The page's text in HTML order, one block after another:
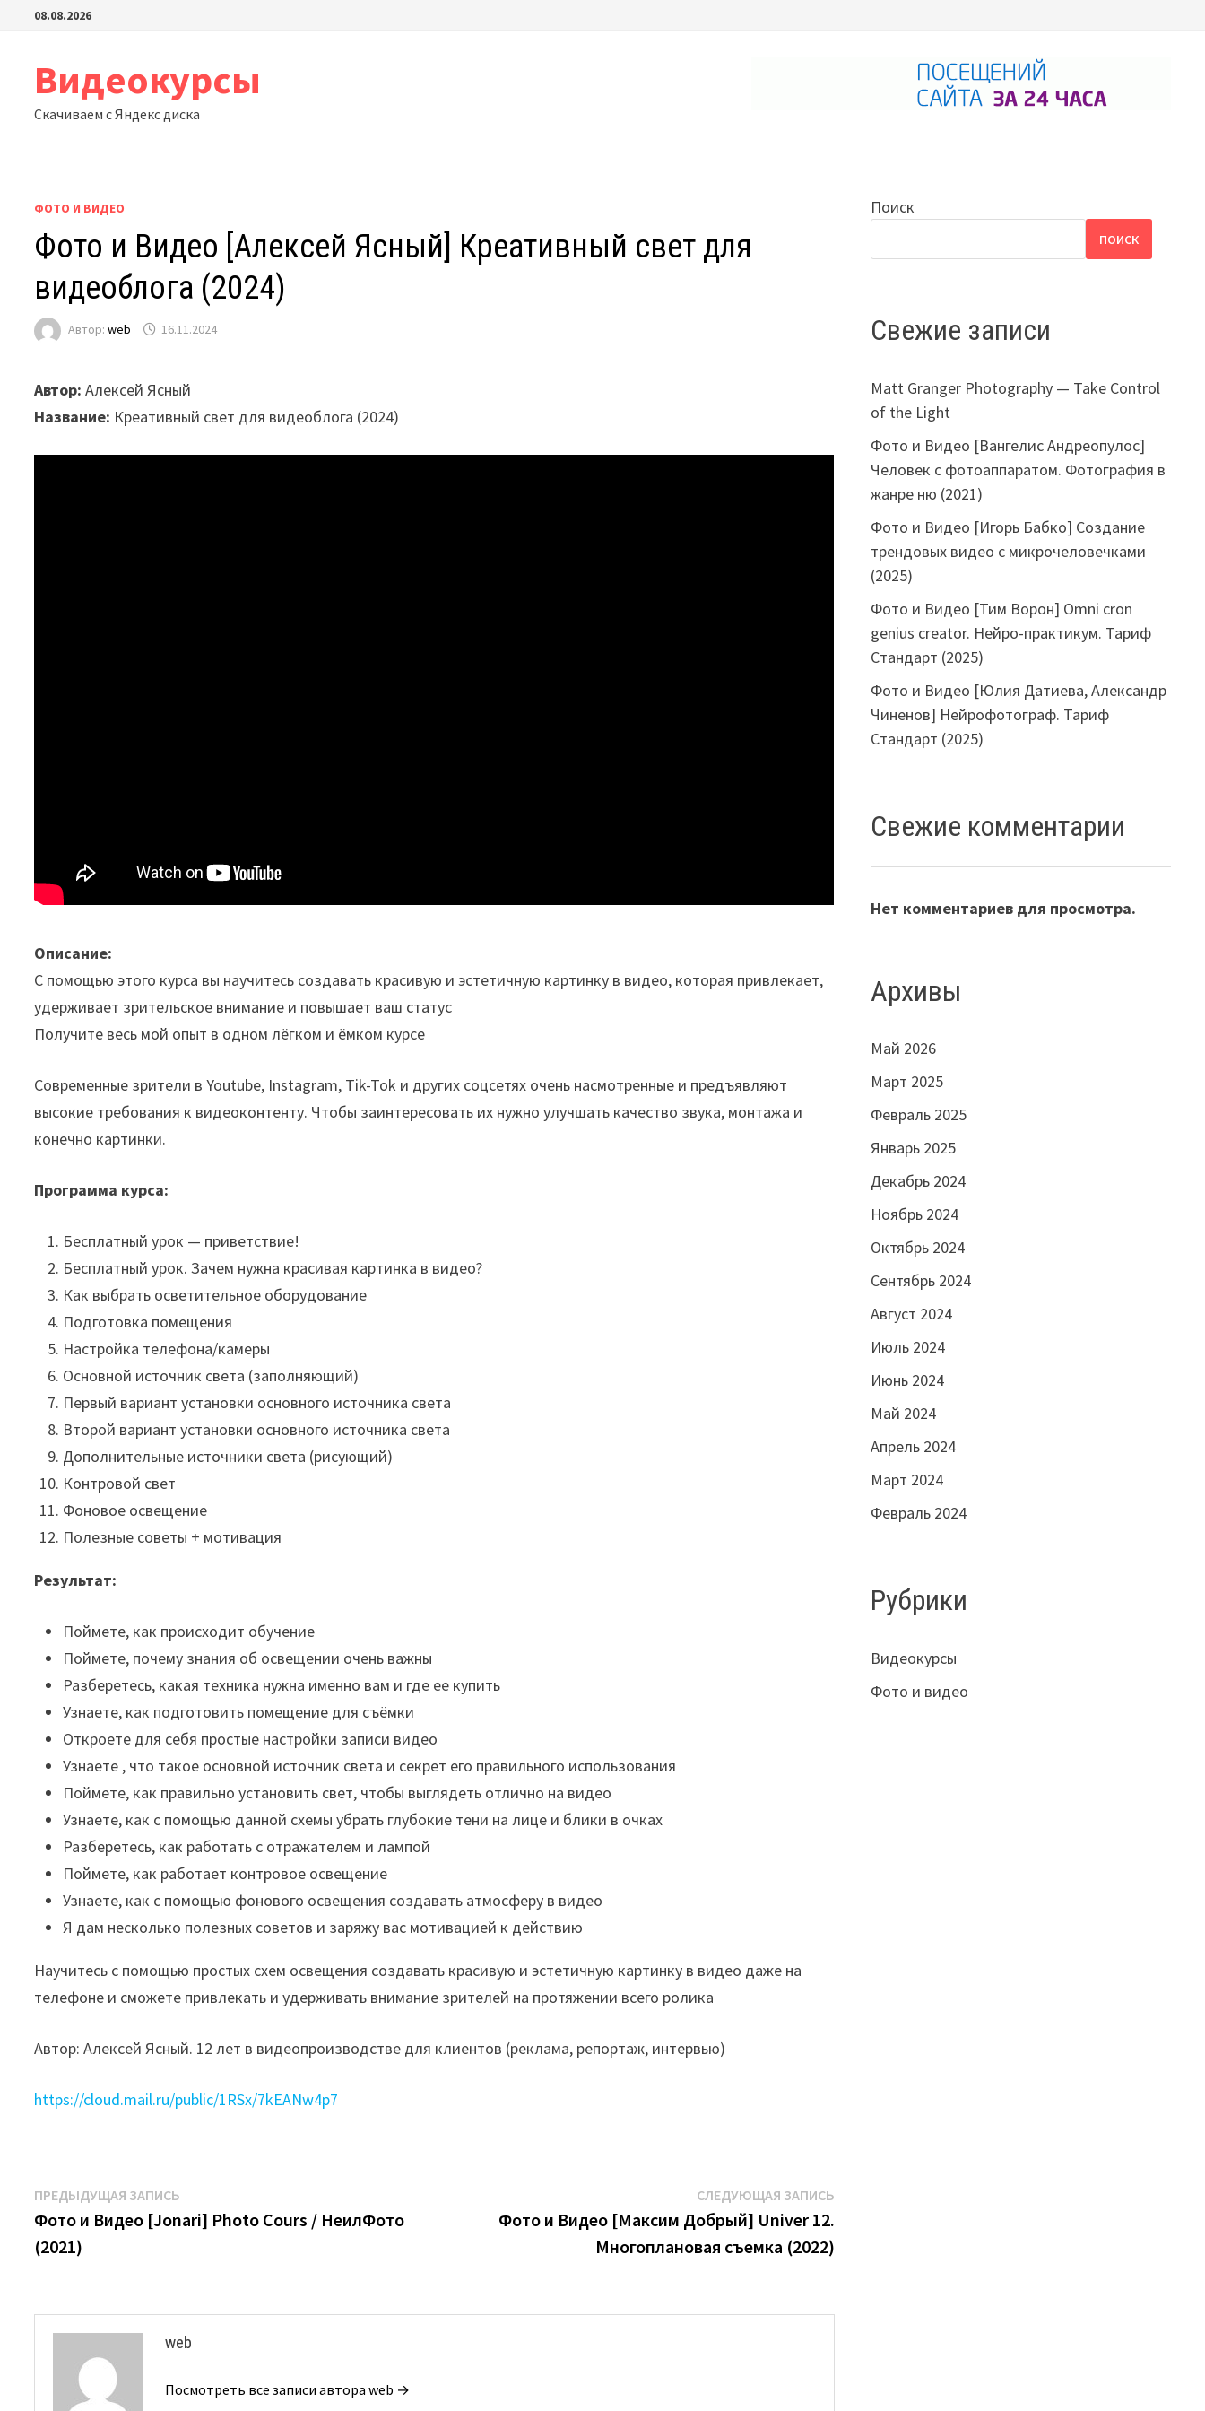
Перейти08.08.2026
Видеокурсы
Скачиваем с Яндекс диска
ФОТО И ВИДЕО
Фото и Видео [Алексей Ясный] Креативный свет для
видеоблога (2024)
Автор:web 16.11.2024
Автор: Алексей Ясный
Название: Креативный свет для видеоблога (2024)
Описание:
С помощью этого курса вы научитесь создавать красивую и эстетичную картинку в видео, которая привлекает,
удерживает зрительское внимание и повышает ваш статус
Получите весь мой опыт в одном лёгком и ёмком курсе
Современные зрители в Youtube, Instagram, Tik-Tok и других соцсетях очень насмотренные и предъявляют
высокие требования к видеоконтенту. Чтобы заинтересовать их нужно улучшать качество звука, монтажа и
конечно картинки.
Программа курса:
Бесплатный урок — приветствие!
Бесплатный урок. Зачем нужна красивая картинка в видео?
Как выбрать осветительное оборудование
Подготовка помещения
Настройка телефона/камеры
Основной источник света (заполняющий)
Первый вариант установки основного источника света
Второй вариант установки основного источника света
Дополнительные источники света (рисующий)
Контровой свет
Фоновое освещение
Полезные советы + мотивация
Результат:
Поймете, как происходит обучение
Поймете, почему знания об освещении очень важны
Разберетесь, какая техника нужна именно вам и где ее купить
Узнаете, как подготовить помещение для съёмки
Откроете для себя простые настройки записи видео
Узнаете , что такое основной источник света и секрет его правильного использования
Поймете, как правильно установить свет, чтобы выглядеть отлично на видео
Узнаете, как с помощью данной схемы убрать глубокие тени на лице и блики в очках
Разберетесь, как работать с отражателем и лампой
Поймете, как работает контровое освещение
Узнаете, как с помощью фонового освещения создавать атмосферу в видео
Я дам несколько полезных советов и заряжу вас мотивацией к действию
Научитесь с помощью простых схем освещения создавать красивую и эстетичную картинку в видео даже на
телефоне и сможете привлекать и удерживать внимание зрителей на протяжении всего ролика
Автор: Алексей Ясный. 12 лет в видеопроизводстве для клиентов (реклама, репортаж, интервью)
https://cloud.mail.ru/public/1RSx/7kEANw4p7
Навигация
по
записям
ПРЕДЫДУЩАЯ ЗАПИСЬ
запись:
Фото и Видео [Jonari] Photo Cours / НеилФото
(2021)
СЛЕДУЮЩАЯ ЗАПИСЬСледующая
Фото и Видео [Максим Добрый] Univer 12.
Многоплановая съемка (2022)
web
Посмотреть все записи автора web →
Поиск
ПОИСК
Свежие записи
Matt Granger Photography — Take Control
of the Light
Фото и Видео [Вангелис Андреопулос]
Человек с фотоаппаратом. Фотография в
жанре ню (2021)
Фото и Видео [Игорь Бабко] Создание
трендовых видео с микрочеловечками
(2025)
Фото и Видео [Тим Ворон] Omni cron
genius creator. Нейро-практикум. Тариф
Стандарт (2025)
Фото и Видео [Юлия Датиева, Александр
Чиненов] Нейрофотограф. Тариф
Стандарт (2025)
Свежие комментарии
Нет комментариев для просмотра.
Архивы
Май 2026
Март 2025
Февраль 2025
Январь 2025
Декабрь 2024
Ноябрь 2024
Октябрь 2024
Сентябрь 2024
Август 2024
Июль 2024
Июнь 2024
Май 2024
Апрель 2024
Март 2024
Февраль 2024
Рубрики
Видеокурсы
Фото и видео